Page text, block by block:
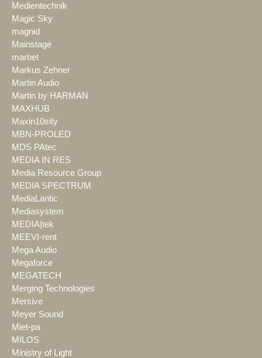
Medientechnik
Magic Sky
magnid
Mainstage
marbet
Markus Zehner
Martin Audio
Martin by HARMAN
MAXHUB
Maxin10sity
MBN-PROLED
MDS PAtec
MEDIA IN RES
Media Resource Group
MEDIA SPECTRUM
MediaLantic
Mediasystem
MEDIA|tek
MEEVI-rent
Mega Audio
Megaforce
MEGATECH
Merging Technologies
Mersive
Meyer Sound
Miet-pa
MILOS
Ministry of Light